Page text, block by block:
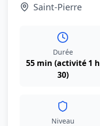
Saint-Pierre
Durée
55 min (activité 1 h
30)
Niveau